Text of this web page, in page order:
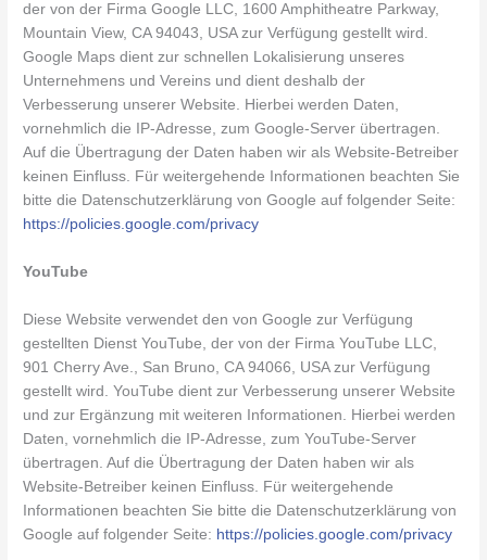
der von der Firma Google LLC, 1600 Amphitheatre Parkway,
Mountain View, CA 94043, USA zur Verfügung gestellt wird.
Google Maps dient zur schnellen Lokalisierung unseres
Unternehmens und Vereins und dient deshalb der
Verbesserung unserer Website. Hierbei werden Daten,
vornehmlich die IP-Adresse, zum Google-Server übertragen.
Auf die Übertragung der Daten haben wir als Website-Betreiber
keinen Einfluss. Für weitergehende Informationen beachten Sie
bitte die Datenschutzerklärung von Google auf folgender Seite:
https://policies.google.com/privacy
YouTube
Diese Website verwendet den von Google zur Verfügung
gestellten Dienst YouTube, der von der Firma YouTube LLC,
901 Cherry Ave., San Bruno, CA 94066, USA zur Verfügung
gestellt wird. YouTube dient zur Verbesserung unserer Website
und zur Ergänzung mit weiteren Informationen. Hierbei werden
Daten, vornehmlich die IP-Adresse, zum YouTube-Server
übertragen. Auf die Übertragung der Daten haben wir als
Website-Betreiber keinen Einfluss. Für weitergehende
Informationen beachten Sie bitte die Datenschutzerklärung von
Google auf folgender Seite: https://policies.google.com/privacy